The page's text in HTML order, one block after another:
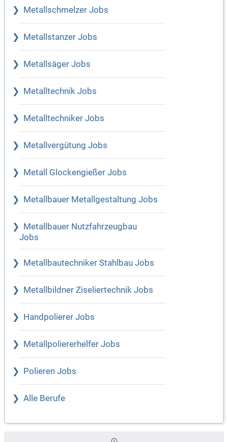
Metallschmelzer Jobs
Metallstanzer Jobs
Metallsäger Jobs
Metalltechnik Jobs
Metalltechniker Jobs
Metallvergütung Jobs
Metall Glockengießer Jobs
Metallbauer Metallgestaltung Jobs
Metallbauer Nutzfahrzeugbau
Jobs
Metallbautechniker Stahlbau Jobs
Metallbildner Ziseliertechnik Jobs
Handpolierer Jobs
Metallpoliererhelfer Jobs
Polieren Jobs
Alle Berufe